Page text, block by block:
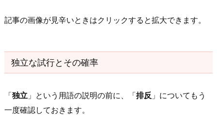
立
行
の
率
を
求
記事の画像が見辛いときはクリックすると拡大できます。
独立な試行とその確率
「独立 」という用語の説明の前に、「排反 」についてもう
一度確認しておきます。